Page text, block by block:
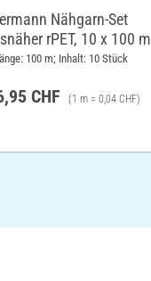
Nähgarn-Set
rPET, 10 x 100 m
100 m; Inhalt: 10 Stück
CHF (1 m = 0,04 CHF)